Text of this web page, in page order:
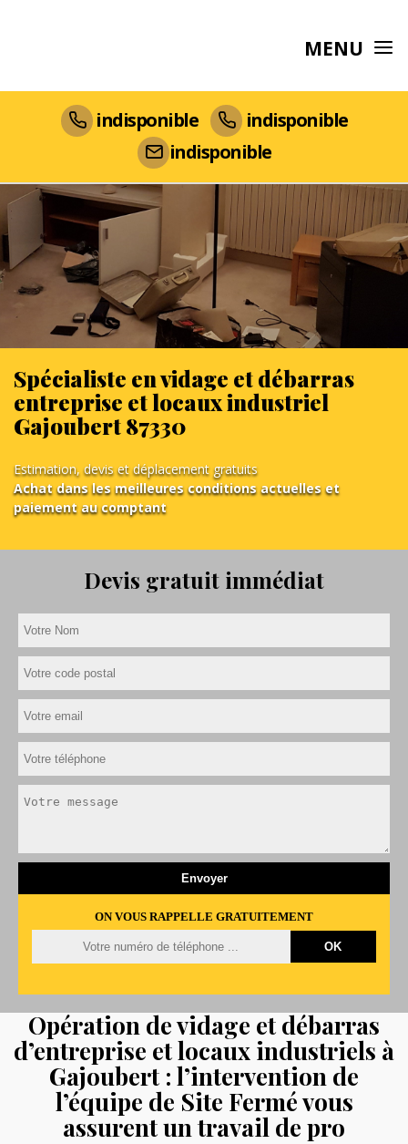
MENU
indisponible
indisponible
indisponible
Spécialiste en vidage et débarras
entreprise et locaux industriel
Gajoubert 87330
Estimation, devis et déplacement gratuits
Achat dans les meilleures conditions actuelles et
paiement au comptant
Devis gratuit immédiat
ON VOUS RAPPELLE GRATUITEMENT
Opération de vidage et débarras
d’entreprise et locaux industriels à
Gajoubert : l’intervention de
l’équipe de Site Fermé vous
assurent un travail de pro